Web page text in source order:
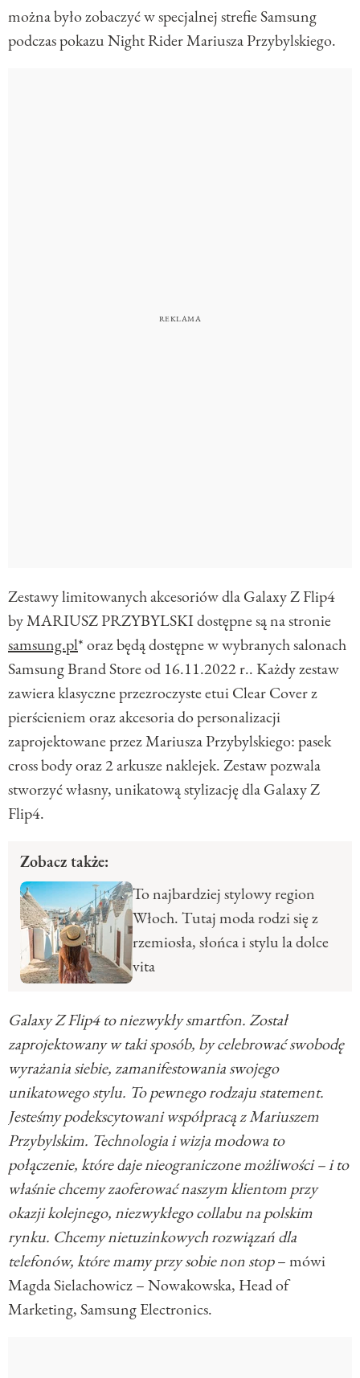
można było zobaczyć w specjalnej strefie Samsung
podczas pokazu Night Rider Mariusza Przybylskiego.
Zestawy limitowanych akcesoriów dla Galaxy Z Flip4
by MARIUSZ PRZYBYLSKI dostępne są na stronie
samsung.pl* oraz będą dostępne w wybranych salonach
Samsung Brand Store od 16.11.2022 r.. Każdy zestaw
zawiera klasyczne przezroczyste etui Clear Cover z
pierścieniem oraz akcesoria do personalizacji
zaprojektowane przez Mariusza Przybylskiego: pasek
cross body oraz 2 arkusze naklejek. Zestaw pozwala
stworzyć własny, unikatową stylizację dla Galaxy Z
Flip4.
Zobacz także:
To najbardziej stylowy region
Włoch. Tutaj moda rodzi się z
rzemiosła, słońca i stylu la dolce
vita
Galaxy Z Flip4 to niezwykły smartfon. Został
zaprojektowany w taki sposób, by celebrować swobodę
wyrażania siebie, zamanifestowania swojego
unikatowego stylu. To pewnego rodzaju statement.
Jesteśmy podekscytowani współpracą z Mariuszem
Przybylskim. Technologia i wizja modowa to
połączenie, które daje nieograniczone możliwości – i to
właśnie chcemy zaoferować naszym klientom przy
okazji kolejnego, niezwykłego collabu na polskim
rynku. Chcemy nietuzinkowych rozwiązań dla
telefonów, które mamy przy sobie non stop– mówi
Magda Sielachowicz – Nowakowska, Head of
Marketing, Samsung Electronics.